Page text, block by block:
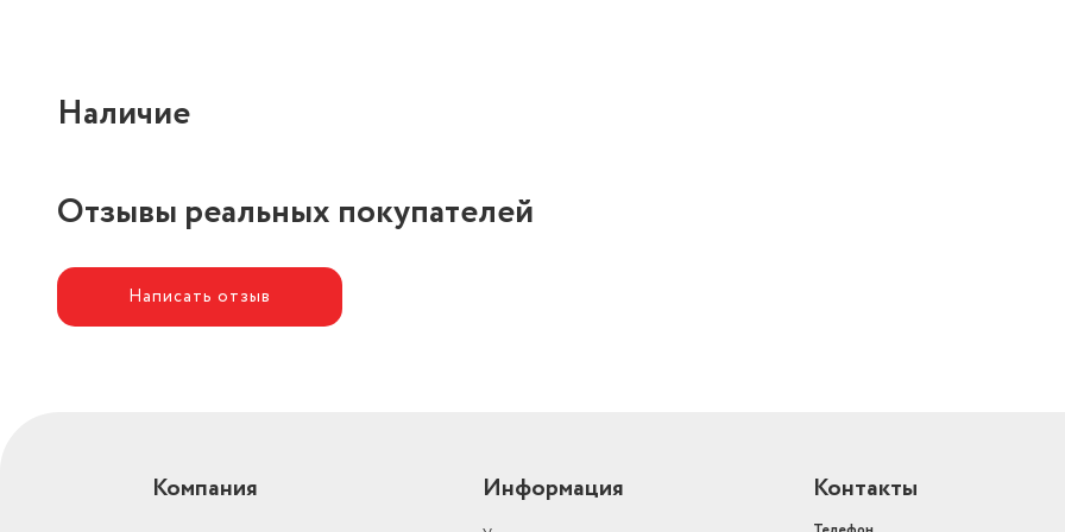
Наличие
Отзывы реальных покупателей
Написать отзыв
Компания Информация Контакты